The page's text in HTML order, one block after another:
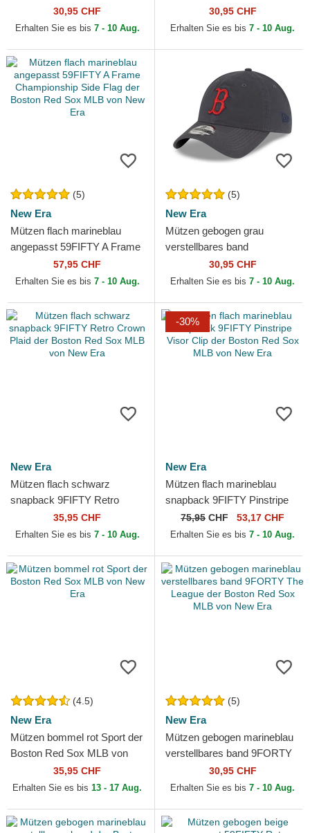
9TWENTY Core Classic der
Boston Red Sox MLB von
30,95 CHF
Erhalten Sie es bis 7 - 10 Aug.
9TWENTY Core Classic der
Boston Red Sox MLB von
30,95 CHF
Erhalten Sie es bis 7 - 10 Aug.
(5)
New Era
Mützen flach marineblau
angepasst 59FIFTY A Frame
Championship Side Flag der
Boston Red Sox MLB...
57,95 CHF
Erhalten Sie es bis 7 - 10 Aug.
(5)
New Era
Mützen gebogen grau
verstellbares band
9TWENTY Core Classic der
Boston Red Sox MLB von
30,95 CHF
Erhalten Sie es bis 7 - 10 Aug.
New Era
Mützen flach schwarz
snapback 9FIFTY Retro
Crown Plaid der Boston Red
Sox MLB von New Era
35,95 CHF
Erhalten Sie es bis 7 - 10 Aug.
-30%
New Era
Mützen flach marineblau
snapback 9FIFTY Pinstripe
Visor Clip der Boston Red
Sox MLB von New Era
75,95 CHF 53,17 CHF
Erhalten Sie es bis 7 - 10 Aug.
(4.5)
New Era
Mützen bommel rot Sport der
Boston Red Sox MLB von
35,95 CHF
Erhalten Sie es bis 13 - 17 Aug.
(5)
New Era
Mützen gebogen marineblau
verstellbares band 9FORTY
The League der Boston Red
Sox MLB von New Era
30,95 CHF
Erhalten Sie es bis 7 - 10 Aug.